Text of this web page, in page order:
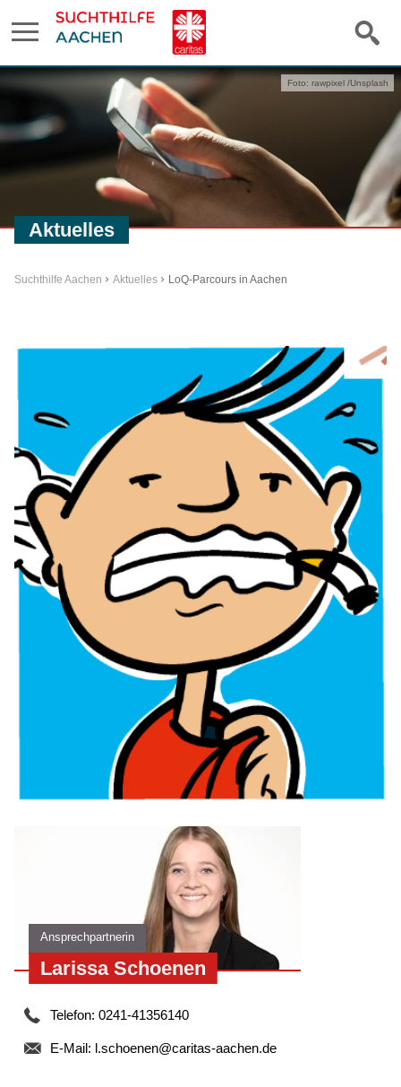
Aktuelles
Foto: rawpixel /Unsplash
Suchthilfe Aachen Aktuelles LoQ-Parcours in Aachen
Ansprechpartnerin
Larissa Schoenen
Telefon: 0241-41356140
E-Mail: l.schoenen@caritas-aachen.de